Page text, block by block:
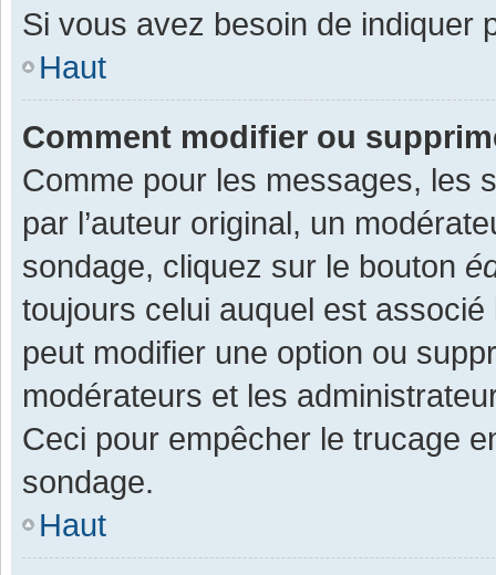
Si vous avez besoin de indiquer
Haut
Comment modifier ou
Comme pour les messages, les
par l’auteur original, un
sondage, cliquez sur le bouton
toujours celui auquel est associé
peut modifier une option ou
modérateurs et les
Ceci pour empêcher le trucage
sondage.
Haut